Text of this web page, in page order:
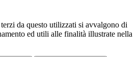
da questo utilizzati si avvalgono di
ed utili alle finalità illustrate nella